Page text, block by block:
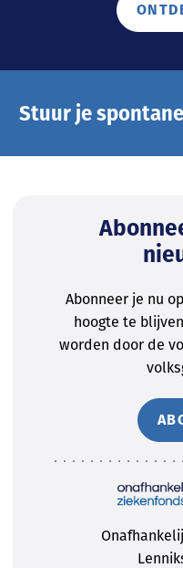
Stuur je
Abonneer je nu
hoogte te
worden door de